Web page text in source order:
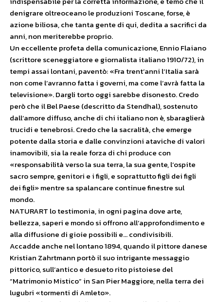
denigrare oltreoceano le produzioni Toscane, forse, è
azione biliosa, che tanta gente di qui, dedita a sacrifici da
anni, non meriterebbe proprio.
Un eccellente profeta della comunicazione, Ennio Flaiano
(scrittore sceneggiatore e giornalista italiano 1910/72), in
tempi assai lontani, paventò: «Fra trent’anni l’Italia sarà
non come l’avranno fatta i governi, ma come l’avrà fatta la
televisione». Dargli torto oggi sarebbe disonesto. Credo
però che il Bel Paese (descritto da Stendhal), sostenuto
dall’amore diffuso, anche di chi italiano non è, sbaraglierà
trucidi e tenebrosi. Credo che la sacralità, che emerge
potente dalla storia e dalle convinzioni ataviche di valori
inamovibili, sia la reale forza di chi produce con
«responsabilità verso la sua terra, la sua gente, l’ospite
sacro sempre, genitori e i figli, e soprattutto figli dei figli
dei figli» mentre sa spalancare continue finestre sul
mondo.
NATURART lo testimonia, in ogni pagina dove arte,
bellezza, saperi e mondo si offrono all’approfondimento e
alla diffusione di gioie possibili e… condivisibili.
Accadde anche nel lontano 1894, quando il pittore danese
Kristian Zahrtmann portò il suo intrigante messaggio
pittorico, sull’antico e desueto rito pistoiese del
“Matrimonio Mistico” in San Pier Maggiore, nella terra dei
lugubri «tormenti di Amleto».